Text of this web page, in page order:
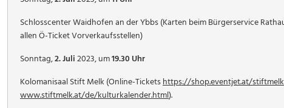
Schlosscenter Waidhofen an der Ybbs (Karten beim Bürgerservice
allen Ö-Ticket Vorverkaufsstellen)
Sonntag,2. Juli2023, um19.30 Uhr
Kolomanisaal Stift Melk (Online-Ticketshttps://shop.eventjet.at/stiftmelk
www.stiftmelk.at/de/kulturkalender.html).